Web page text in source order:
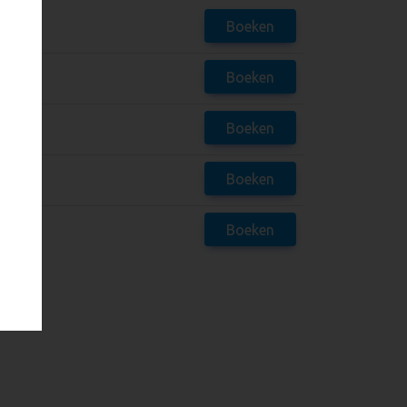
Boeken
Boeken
Boeken
Boeken
Boeken